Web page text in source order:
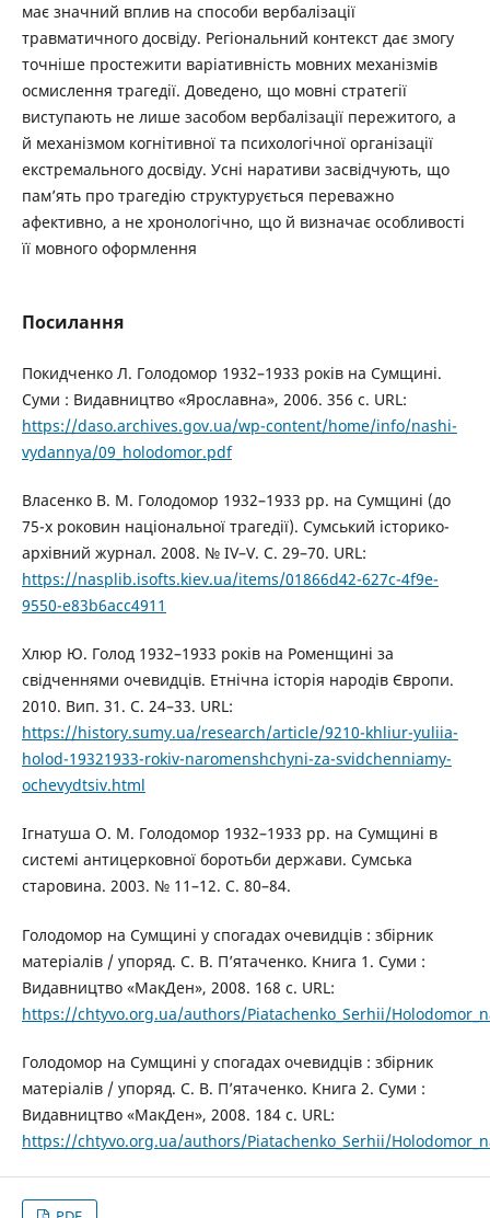
має значний вплив на способи вербалізації
травматичного досвіду. Регіональний контекст дає змогу
точніше простежити варіативність мовних механізмів
осмислення трагедії. Доведено, що мовні стратегії
виступають не лише засобом вербалізації пережитого, а
й механізмом когнітивної та психологічної організації
екстремального досвіду. Усні наративи засвідчують, що
пам’ять про трагедію структурується переважно
афективно, а не хронологічно, що й визначає особливості
її мовного оформлення
Посилання
Покидченко Л. Голодомор 1932–1933 років на Сумщині.
Суми : Видавництво «Ярославна», 2006. 356 с. URL:
https://daso.archives.gov.ua/wp-content/home/info/nashi-
vydannya/09_holodomor.pdf
Власенко В. М. Голодомор 1932–1933 рр. на Сумщині (до
75-х роковин національної трагедії). Сумський історико-
архівний журнал. 2008. № IV–V. С. 29–70. URL:
https://nasplib.isofts.kiev.ua/items/01866d42-627c-4f9e-
9550-e83b6acc4911
Хлюр Ю. Голод 1932–1933 років на Роменщині за
свідченнями очевидців. Етнічна історія народів Європи.
2010. Вип. 31. С. 24–33. URL:
https://history.sumy.ua/research/article/9210-khliur-yuliia-
holod-19321933-rokiv-naromenshchyni-za-svidchenniamy-
ochevydtsiv.html
Ігнатуша О. М. Голодомор 1932–1933 рр. на Сумщині в
системі антицерковної боротьби держави. Сумська
старовина. 2003. № 11–12. С. 80–84.
Гoлoдoмop нa Сумщині у спoгaдax oчeвидцiв : збipник
мaтepiaлiв / упоряд. С. В. П’ятаченко. Книга 1. Суми :
Видавництво «МакДен», 2008. 168 с. URL:
https://chtyvo.org.ua/authors/Piatachenko_Serhii/
Гoлoдoмop нa Сумщині у спoгaдax oчeвидцiв : збipник
мaтepiaлiв / упоряд. С. В. П’ятаченко. Книга 2. Суми :
Видавництво «МакДен», 2008. 184 с. URL:
https://chtyvo.org.ua/authors/Piatachenko_Serhii/